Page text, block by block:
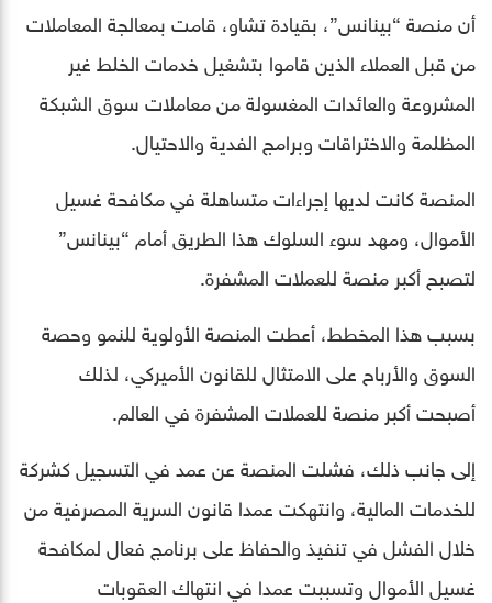
أن منصة “بينانس”، بقيادة تشاو، قامت بمعالجة المعاملات
من قبل العملاء الذين قاموا بتشغيل خدمات الخلط غير
المشروعة والعائدات المغسولة من معاملات سوق الشبكة
المظلمة والاختراقات وبرامج الفدية والاحتيال.
المنصة كانت لديها إجراءات متساهلة في مكافحة غسيل
الأموال، ومهد سوء السلوك هذا الطريق أمام “بينانس”
لتصبح أكبر منصة للعملات المشفرة.
بسبب هذا المخطط، أعطت المنصة الأولوية للنمو وحصة
السوق والأرباح على الامتثال للقانون الأميركي، لذلك
أصبحت أكبر منصة للعملات المشفرة في العالم.
إلى جانب ذلك، فشلت المنصة عن عمد في التسجيل كشركة
للخدمات المالية، وانتهكت عمدا قانون السرية المصرفية من
خلال الفشل في تنفيذ والحفاظ على برنامج فعال لمكافحة
غسيل الأموال وتسببت عمدا في انتهاك العقوبات